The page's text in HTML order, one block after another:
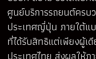
ศูนย์บริการรถยนต์ครบ
ประเทศญี่ปุ่น ภายใต้แ
ที่ได้รับสิทธิแต่เพียงผู้เ